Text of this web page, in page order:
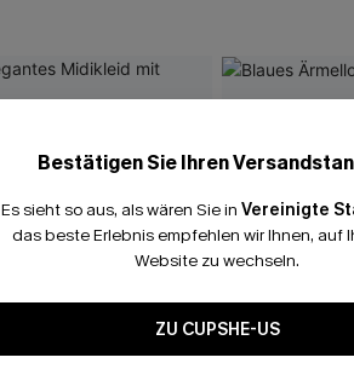
Bestätigen Sie Ihren
Es sieht so aus, als wären Sie in Vereinigte
das beste Erlebnis empfehlen wir Ihnen, auf
Website zu wechseln.
ZU CUPSHE-US